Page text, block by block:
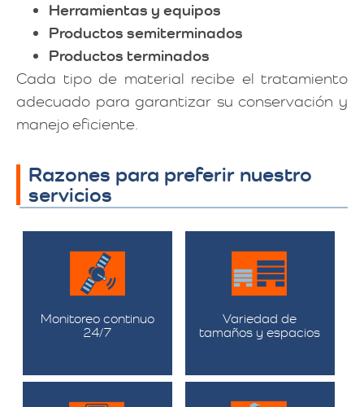
Herramientas y equipos
Productos semiterminados
Productos terminados
Cada tipo de material recibe el tratamiento
adecuado para garantizar su conservación y
manejo eficiente.
Razones para preferir nuestro
servicios
Monitoreo continuo
24/7
Variedad de
tamaños y espacios